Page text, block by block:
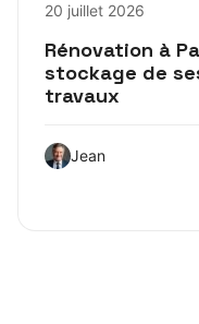
20 juillet 2026
Rénovation à
stockage de
travaux
Jean